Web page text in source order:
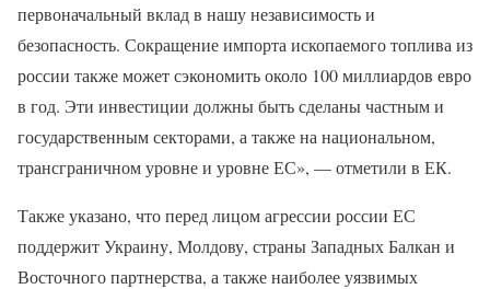
первоначальный вклад в нашу независимость и
безопасность. Сокращение импорта ископаемого топлива из
россии также может сэкономить около 100 миллиардов евро
в год. Эти инвестиции должны быть сделаны частным и
государственным секторами, а также на национальном,
трансграничном уровне и уровне ЕС», — отметили в ЕК.
Также указано, что перед лицом агрессии россии ЕС
поддержит Украину, Молдову, страны Западных Балкан и
Восточного партнерства, а также наиболее уязвимых